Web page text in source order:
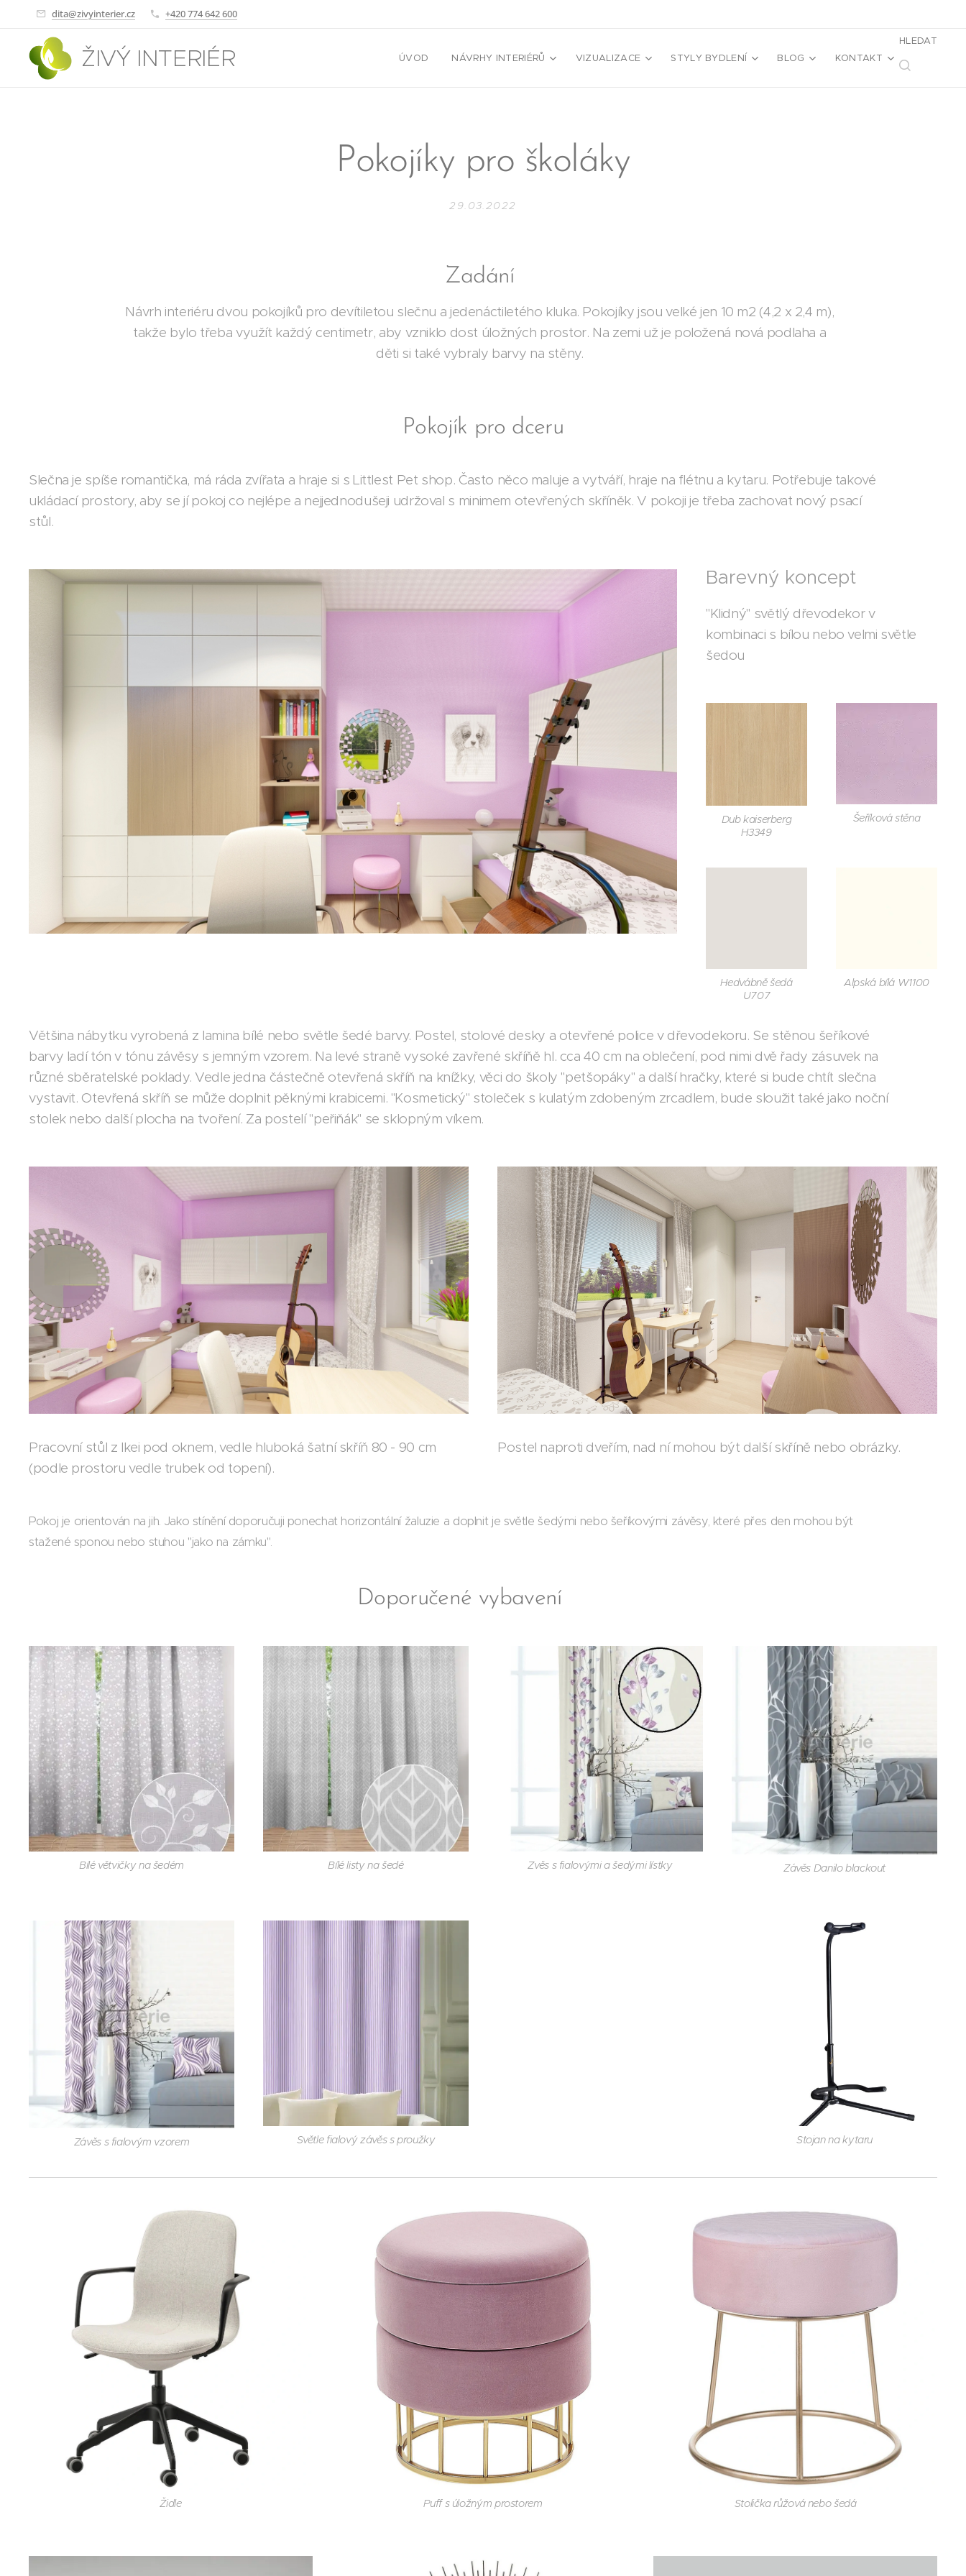
dita@zivyinterier.cz +420 774 642 600
ŽIVÝ INTERIÉR ÚVOD NÁVRHY INTERIÉRŮ VIZUALIZACE STYLY BYDLENÍ BLOG KONTAKT
HLEDAT
Pokojíky pro školáky
29.03.2022
Zadání
Návrh interiéru dvou pokojíků pro devítiletou slečnu a jedenáctiletého kluka. Pokojíky jsou velké jen 10 m2 (4,2 x 2,4 m),
takže bylo třeba využít každý centimetr, aby vzniklo dost úložných prostor. Na zemi už je položená nová podlaha a
děti si také vybraly barvy na stěny.
Pokojík pro dceru
Slečna je spíše romantička, má ráda zvířata a hraje si s Littlest Pet shop. Často něco maluje a vytváří, hraje na flétnu a kytaru. Potřebuje takové
ukládací prostory, aby se jí pokoj co nejlépe a nejjednodušeji udržoval s minimem otevřených skříněk. V pokoji je třeba zachovat nový psací
stůl.
Barevný koncept
"Klidný" světlý dřevodekor v
kombinaci s bílou nebo velmi světle
šedou
Dub kaiserberg
H3349
Šeříková stěna
Hedvábně šedá
U707
Alpská bílá W1100
Většina nábytku vyrobená z lamina bílé nebo světle šedé barvy. Postel, stolové desky a otevřené police v dřevodekoru. Se stěnou šeříkové
barvy ladí tón v tónu závěsy s jemným vzorem. Na levé straně vysoké zavřené skříňě hl. cca 40 cm na oblečení, pod nimi dvě řady zásuvek na
různé sběratelské poklady. Vedle jedna částečně otevřená skříň na knížky, věci do školy "petšopáky" a další hračky, které si bude chtít slečna
vystavit. Otevřená skříň se může doplnit pěknými krabicemi. "Kosmetický" stoleček s kulatým zdobeným zrcadlem, bude sloužit také jako noční
stolek nebo další plocha na tvoření. Za postelí "peřiňák" se sklopným víkem.
Pracovní stůl z Ikei pod oknem, vedle hluboká šatní skříň 80 - 90 cm
(podle prostoru vedle trubek od topení).
Postel naproti dveřím, nad ní mohou být další skříně nebo obrázky.
Pokoj je orientován na jih. Jako stínění doporučuji ponechat horizontální žaluzie a doplnit je světle šedými nebo šeříkovými závěsy, které přes den mohou být
stažené sponou nebo stuhou "jako na zámku".
Doporučené vybavení
Bílé větvičky na šedém Bílé listy na šedé Zvěs s fialovými a šedými lístky Závěs Danilo blackout
Závěs s fialovým vzorem Světle fialový závěs s proužky Stojan na kytaru
Židle Puff s úložným prostorem Stolička růžová nebo šedá